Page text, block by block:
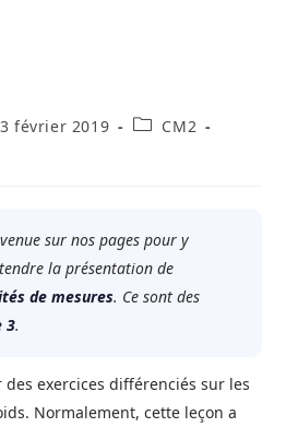
3 février 2019
PostCM2
sur nos pages pour y
la présentation de
de mesures. Ce sont des
3.
des exercices différenciés sur les
Normalement, cette leçon a